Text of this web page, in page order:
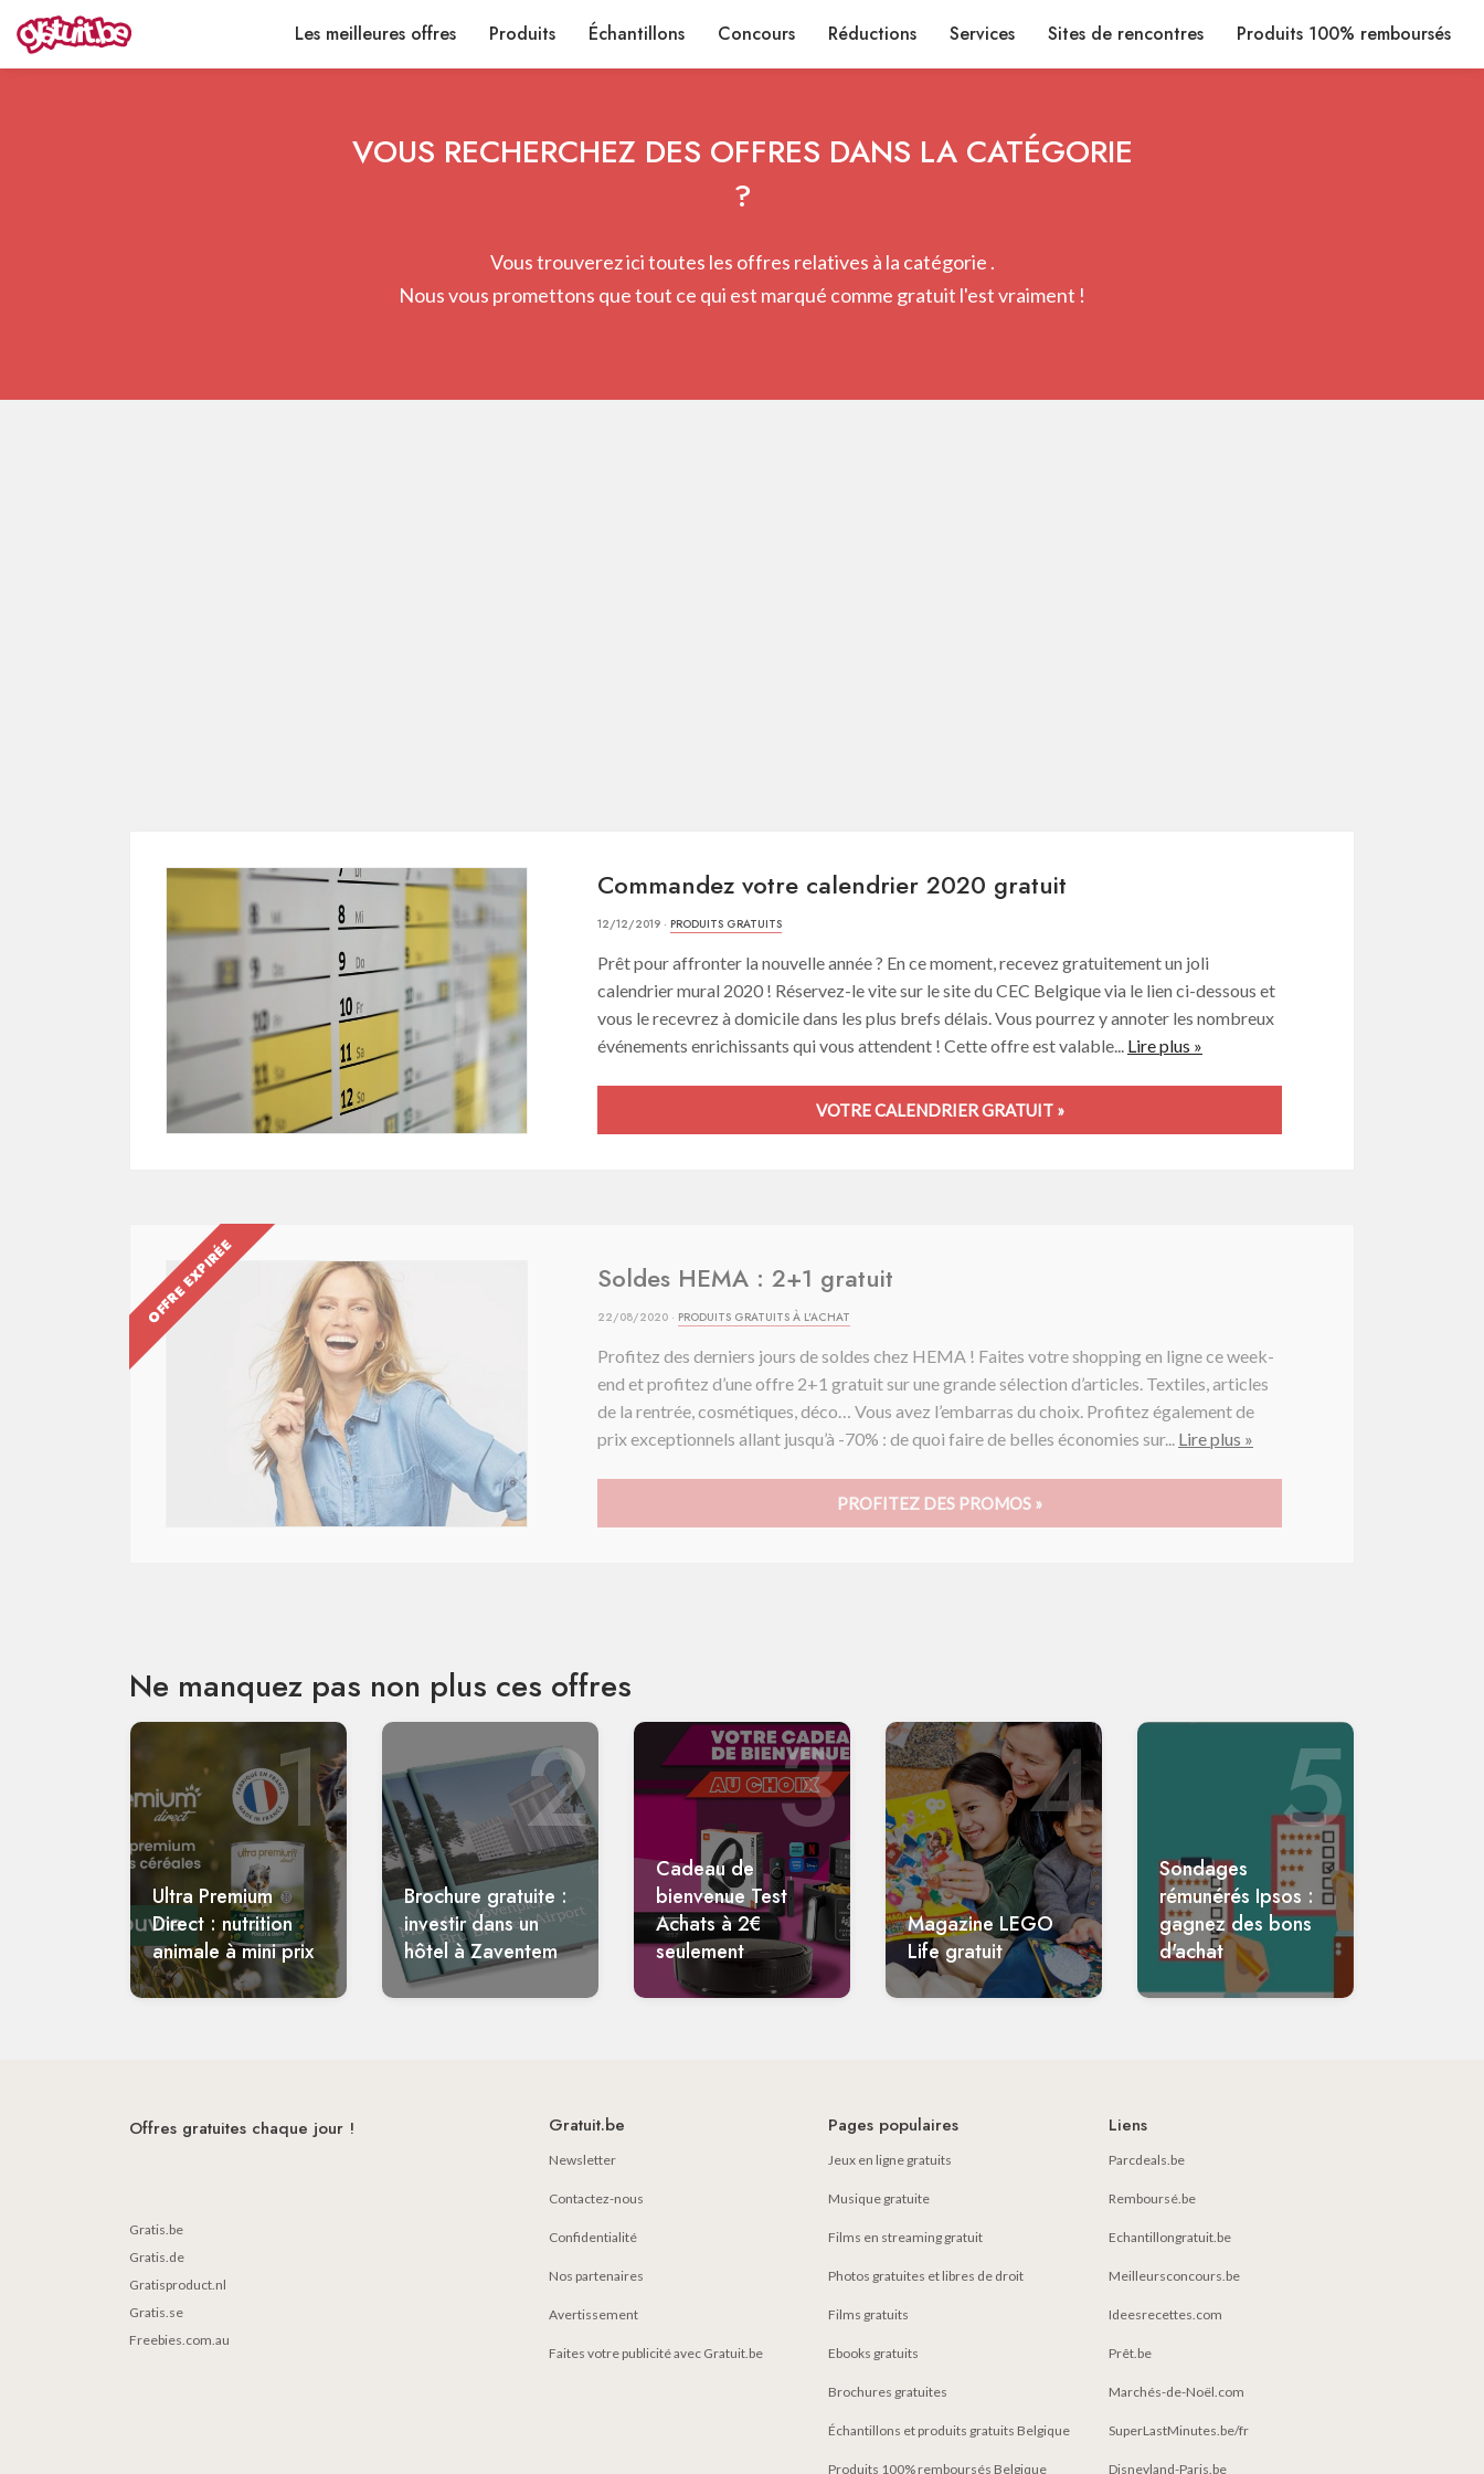
Les meilleures offres Produits Échantillons Concours Réductions Services Sites de rencontres Produits 100% remboursés
VOUS RECHERCHEZ DES OFFRES DANS LA CATÉGORIE
?
Vous trouverez ici toutes les offres relatives à la catégorie .
Nous vous promettons que tout ce qui est marqué comme gratuit l'est vraiment !
Commandez votre calendrier 2020 gratuit
12/12/2019 · PRODUITS GRATUITS
Prêt pour affronter la nouvelle année ? En ce moment, recevez gratuitement un joli
calendrier mural 2020 ! Réservez-le vite sur le site du CEC Belgique via le lien ci-dessous et
vous le recevrez à domicile dans les plus brefs délais. Vous pourrez y annoter les nombreux
événements enrichissants qui vous attendent ! Cette offre est valable... Lire plus »
VOTRE CALENDRIER GRATUIT »
OFFRE EXPIRÉE Soldes HEMA : 2+1 gratuit
22/08/2020 · PRODUITS GRATUITS À L'ACHAT
Profitez des derniers jours de soldes chez HEMA ! Faites votre shopping en ligne ce week-
end et profitez d’une offre 2+1 gratuit sur une grande sélection d’articles. Textiles, articles
de la rentrée, cosmétiques, déco… Vous avez l’embarras du choix. Profitez également de
prix exceptionnels allant jusqu’à -70% : de quoi faire de belles économies sur... Lire plus »
PROFITEZ DES PROMOS »
Ne manquez pas non plus ces offres
1
Ultra Premium
Direct : nutrition
animale à mini prix
2
Brochure gratuite :
investir dans un
hôtel à Zaventem
3
Cadeau de
bienvenue Test
Achats à 2€
seulement
4
Magazine LEGO
Life gratuit
5
Sondages
rémunérés Ipsos :
gagnez des bons
d'achat
Offres gratuites chaque jour !
Gratis.be
Gratis.de
Gratisproduct.nl
Gratis.se
Freebies.com.au
Gratuit.be
Newsletter
Contactez-nous
Confidentialité
Nos partenaires
Avertissement
Faites votre publicité avec Gratuit.be
Pages populaires
Jeux en ligne gratuits
Musique gratuite
Films en streaming gratuit
Photos gratuites et libres de droit
Films gratuits
Ebooks gratuits
Brochures gratuites
Échantillons et produits gratuits Belgique
Produits 100% remboursés Belgique
Liens
Parcdeals.be
Remboursé.be
Echantillongratuit.be
Meilleursconcours.be
Ideesrecettes.com
Prêt.be
Marchés-de-Noël.com
SuperLastMinutes.be/fr
Disneyland-Paris.be